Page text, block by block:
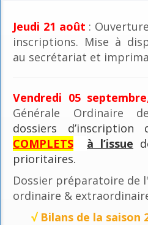
Jeudi 21 août :
inscriptions. Mise à
au secrétariat et
Vendredi 05
Générale Ordinaire
dossiers
COMPLETS
à l’issue
prioritaires.
Dossier préparatoire de
ordinaire &
√ Bilans de la saison